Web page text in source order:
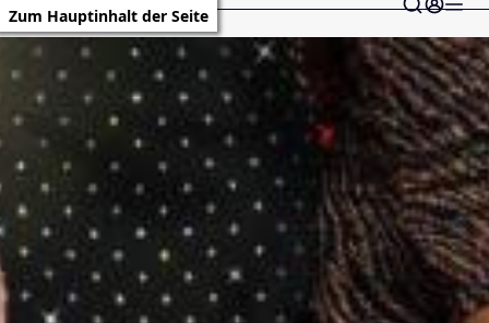
Zum Hauptinhalt der Seite